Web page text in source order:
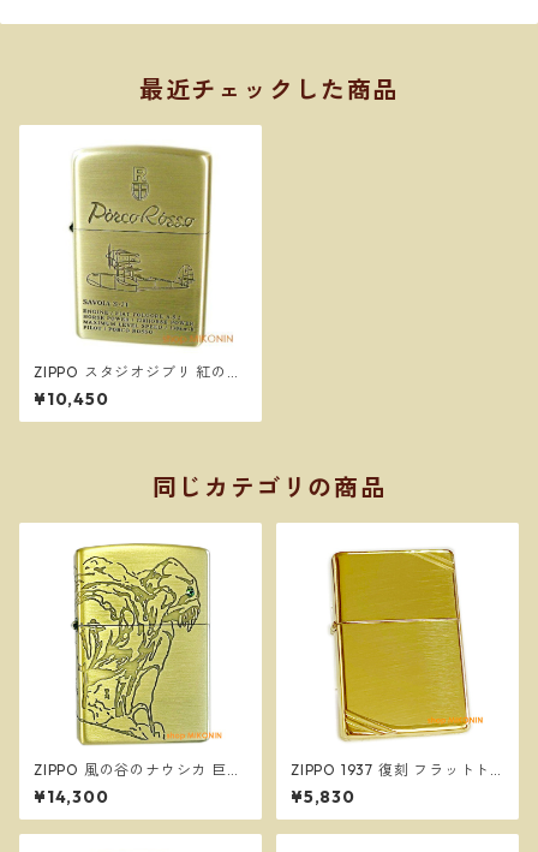
最近チェックした商品
ZIPPO スタジオジブリ 紅の豚
サボイア SAVOIA S-21 2 ジッ
ポー オイルライター NZ-50
¥10,450
同じカテゴリの商品
ZIPPO 風の谷のナウシカ 巨神
兵 NZ-33 スタジオジブリ ジ
ッポー オイルライター
¥14,300
ZIPPO 1937 復刻 フラットト
ップ ハイポリッシュブラス 27
0 真鍮 ダイアゴナルライン 定
番 ジッポー オイルライター
¥5,830